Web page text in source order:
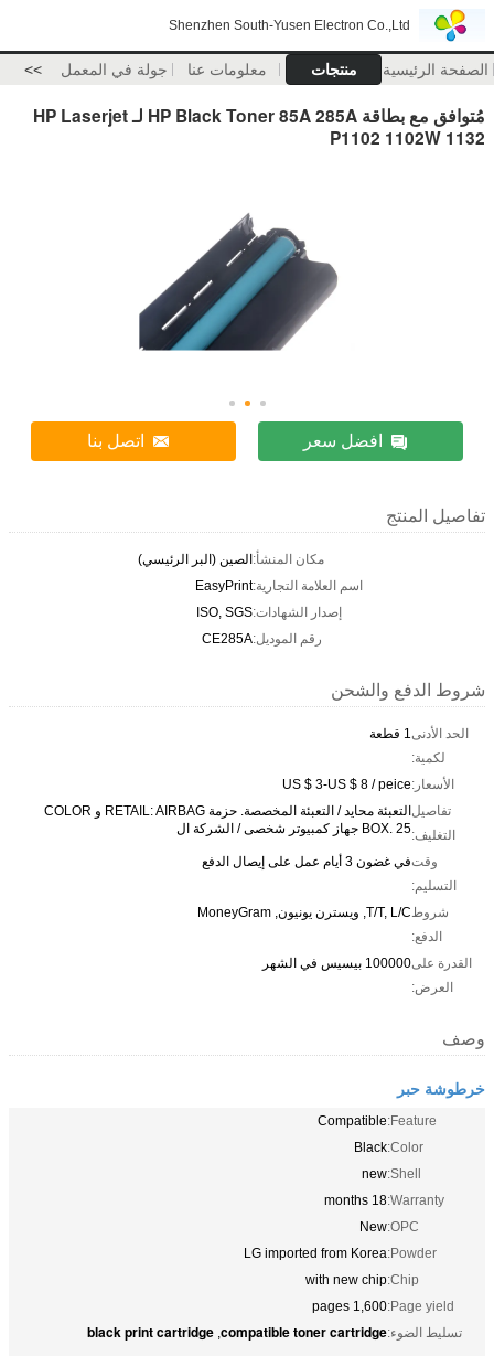
Shenzhen South-Yusen Electron Co.,Ltd
الصفحة الرئيسية منتجات معلومات عنا جولة في المعمل >>
مُتوافق مع بطاقة HP Black Toner 85A 285A لـ HP Laserjet
P1102 1102W 1132
افضل سعر اتصل بنا
تفاصيل المنتج
مكان المنشأ:الصين (البر الرئيسي)
اسم العلامة التجارية:EasyPrint
إصدار الشهادات:ISO, SGS
رقم الموديل:CE285A
شروط الدفع والشحن
الحد الأدنى
لكمية:
1 قطعة
الأسعار:US $ 3-US $ 8 / peice
تفاصيل
التغليف:
التعبئة محايد / التعبئة المخصصة. حزمة RETAIL: AIRBAG و COLOR
BOX. 25 جهاز كمبيوتر شخصى / الشركة ال
وقت
التسليم:
في غضون 3 أيام عمل على إيصال الدفع
شروط
الدفع:
T/T, L/C, ويسترن يونيون, MoneyGram
القدرة على
العرض:
100000 بيسيس في الشهر
وصف
خرطوشة حبر
Feature:
Compatible
Color:
Black
Shell:
new
Warranty:
18 months
OPC:
New
Powder:
LG imported from Korea
Chip:
with new chip
Page yield:
1,600 pages
تسليط الضوء:compatible toner cartridge
,
black print cartridge